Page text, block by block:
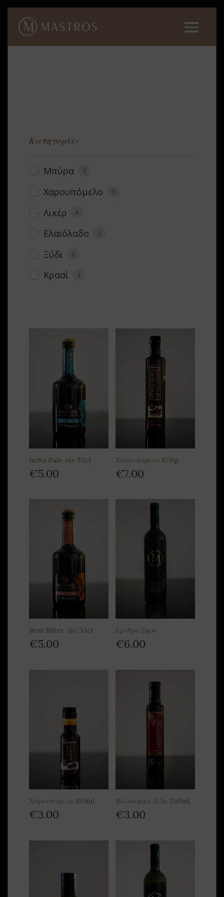
Κατηγορίες
Μπύρα 2
Χαρουπόμελο 3
Λικέρ 4
Ελαιόλαδο 3
Ξύδι 2
Κρασί 3
India Pale Ale 33cl
€5.00
Χαρουπόμελο 670g
€7.00
Best Bitter Ale 33cl
€5.00
Ερυθρό Ξηρό
€6.00
Χαρουπόμελο 100ml
€3.00
Βαλσάμικο Ξύδι 250ml
€3.00